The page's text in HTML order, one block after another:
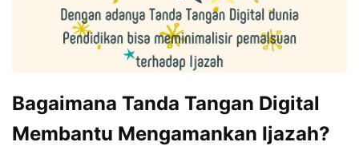
Bagaimana Tanda Tangan Digital
Membantu Mengamankan Ijazah?